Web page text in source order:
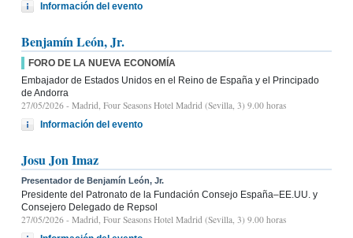
Información del evento
Benjamín León, Jr.
FORO DE LA NUEVA ECONOMÍA
Embajador de Estados Unidos en el Reino de España y el Principado
de Andorra
27/05/2026 - Madrid, Four Seasons Hotel Madrid (Sevilla, 3) 9.00 horas
Información del evento
Josu Jon Imaz
Presentador de Benjamín León, Jr.
Presidente del Patronato de la Fundación Consejo España–EE.UU. y
Consejero Delegado de Repsol
27/05/2026 - Madrid, Four Seasons Hotel Madrid (Sevilla, 3) 9.00 horas